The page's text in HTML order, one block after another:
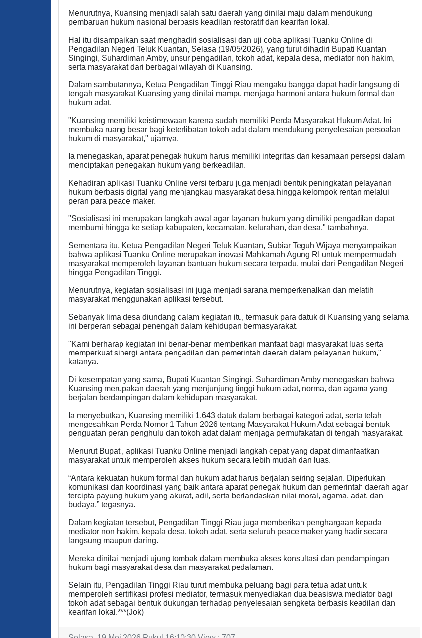
Menurutnya, Kuansing menjadi salah satu daerah yang dinilai maju dalam mendukung
pembaruan hukum nasional berbasis keadilan restoratif dan kearifan lokal.
Hal itu disampaikan saat menghadiri sosialisasi dan uji coba aplikasi Tuanku Online di
Pengadilan Negeri Teluk Kuantan, Selasa (19/05/2026), yang turut dihadiri Bupati Kuantan
Singingi, Suhardiman Amby, unsur pengadilan, tokoh adat, kepala desa, mediator non hakim,
serta masyarakat dari berbagai wilayah di Kuansing.
Dalam sambutannya, Ketua Pengadilan Tinggi Riau mengaku bangga dapat hadir langsung di
tengah masyarakat Kuansing yang dinilai mampu menjaga harmoni antara hukum formal dan
hukum adat.
"Kuansing memiliki keistimewaan karena sudah memiliki Perda Masyarakat Hukum Adat. Ini
membuka ruang besar bagi keterlibatan tokoh adat dalam mendukung penyelesaian persoalan
hukum di masyarakat," ujarnya.
Ia menegaskan, aparat penegak hukum harus memiliki integritas dan kesamaan persepsi dalam
menciptakan penegakan hukum yang berkeadilan.
Kehadiran aplikasi Tuanku Online versi terbaru juga menjadi bentuk peningkatan pelayanan
hukum berbasis digital yang menjangkau masyarakat desa hingga kelompok rentan melalui
peran para peace maker.
"Sosialisasi ini merupakan langkah awal agar layanan hukum yang dimiliki pengadilan dapat
membumi hingga ke setiap kabupaten, kecamatan, kelurahan, dan desa," tambahnya.
Sementara itu, Ketua Pengadilan Negeri Teluk Kuantan, Subiar Teguh Wijaya menyampaikan
bahwa aplikasi Tuanku Online merupakan inovasi Mahkamah Agung RI untuk mempermudah
masyarakat memperoleh layanan bantuan hukum secara terpadu, mulai dari Pengadilan Negeri
hingga Pengadilan Tinggi.
Menurutnya, kegiatan sosialisasi ini juga menjadi sarana memperkenalkan dan melatih
masyarakat menggunakan aplikasi tersebut.
Sebanyak lima desa diundang dalam kegiatan itu, termasuk para datuk di Kuansing yang selama
ini berperan sebagai penengah dalam kehidupan bermasyarakat.
"Kami berharap kegiatan ini benar-benar memberikan manfaat bagi masyarakat luas serta
memperkuat sinergi antara pengadilan dan pemerintah daerah dalam pelayanan hukum,"
katanya.
Di kesempatan yang sama, Bupati Kuantan Singingi, Suhardiman Amby menegaskan bahwa
Kuansing merupakan daerah yang menjunjung tinggi hukum adat, norma, dan agama yang
berjalan berdampingan dalam kehidupan masyarakat.
Ia menyebutkan, Kuansing memiliki 1.643 datuk dalam berbagai kategori adat, serta telah
mengesahkan Perda Nomor 1 Tahun 2026 tentang Masyarakat Hukum Adat sebagai bentuk
penguatan peran penghulu dan tokoh adat dalam menjaga permufakatan di tengah masyarakat.
Menurut Bupati, aplikasi Tuanku Online menjadi langkah cepat yang dapat dimanfaatkan
masyarakat untuk memperoleh akses hukum secara lebih mudah dan luas.
“Antara kekuatan hukum formal dan hukum adat harus berjalan seiring sejalan. Diperlukan
komunikasi dan koordinasi yang baik antara aparat penegak hukum dan pemerintah daerah agar
tercipta payung hukum yang akurat, adil, serta berlandaskan nilai moral, agama, adat, dan
budaya,” tegasnya.
Dalam kegiatan tersebut, Pengadilan Tinggi Riau juga memberikan penghargaan kepada
mediator non hakim, kepala desa, tokoh adat, serta seluruh peace maker yang hadir secara
langsung maupun daring.
Mereka dinilai menjadi ujung tombak dalam membuka akses konsultasi dan pendampingan
hukum bagi masyarakat desa dan masyarakat pedalaman.
Selain itu, Pengadilan Tinggi Riau turut membuka peluang bagi para tetua adat untuk
memperoleh sertifikasi profesi mediator, termasuk menyediakan dua beasiswa mediator bagi
tokoh adat sebagai bentuk dukungan terhadap penyelesaian sengketa berbasis keadilan dan
kearifan lokal.***(Jok)